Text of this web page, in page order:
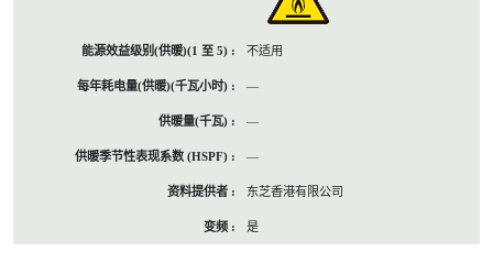
不适用
—
—
—
东芝香港有限公司
是